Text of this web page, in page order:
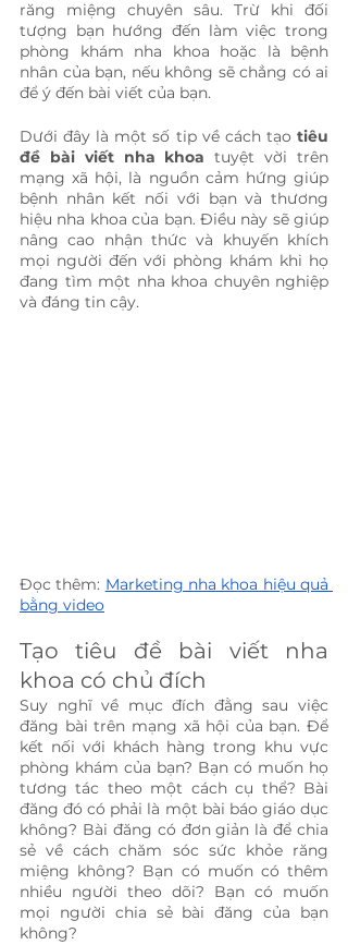
răng miệng chuyên sâu. Trừ khi đối
tượng bạn hướng đến làm việc trong
phòng khám nha khoa hoặc là bệnh
nhân của bạn, nếu không sẽ chẳng có ai
để ý đến bài viết của bạn.
Dưới đây là một số tip về cách tạo tiêu
đề bài viết nha khoa tuyệt vời trên
mạng xã hội, là nguồn cảm hứng giúp
bệnh nhân kết nối với bạn và thương
hiệu nha khoa của bạn. Điều này sẽ giúp
nâng cao nhận thức và khuyến khích
mọi người đến với phòng khám khi họ
đang tìm một nha khoa chuyên nghiệp
và đáng tin cậy.
Đọc thêm: Marketing nha khoa hiệu quả
bằng video
Tạo tiêu đề bài viết nha
khoa có chủ đích
Suy nghĩ về mục đích đằng sau việc
đăng bài trên mạng xã hội của bạn. Để
kết nối với khách hàng trong khu vực
phòng khám của bạn? Bạn có muốn họ
tương tác theo một cách cụ thể? Bài
đăng đó có phải là một bài báo giáo dục
không? Bài đăng có đơn giản là để chia
sẻ về cách chăm sóc sức khỏe răng
miệng không? Bạn có muốn có thêm
nhiều người theo dõi? Bạn có muốn
mọi người chia sẻ bài đăng của bạn
không?